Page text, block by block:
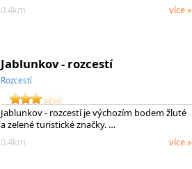
0.4km
více »
Jablunkov - rozcestí
Rozcestí
Jablunkov - rozcestí je výchozím bodem žluté
a zelené turistické značky. …
0.4km
více »